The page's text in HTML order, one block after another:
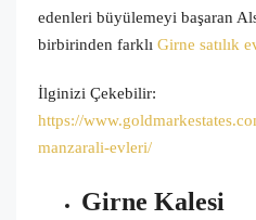
edenleri büyülemeyi başaran
birbirinden farklı Girne satılık
İlginizi Çekebilir:
https://
manzarali-evleri/
Girne Kalesi